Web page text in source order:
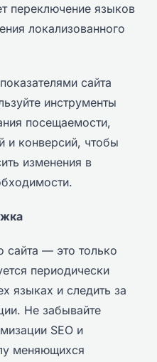
переключение языков
локализованного
сайта
инструменты
посещаемости,
и конверсий, чтобы
изменения в
сайта — это только
периодически
языках и следить за
Не забывайте
SEO и
меняющихся